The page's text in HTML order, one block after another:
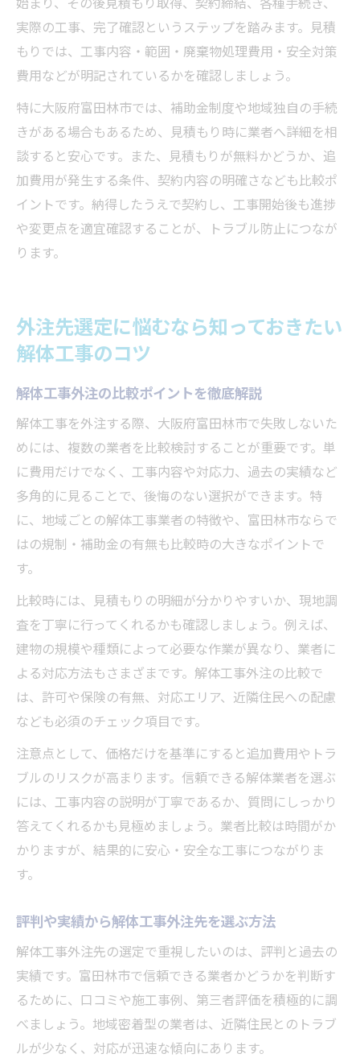
実際の工事、完了確認というステップを踏みます。見積
もりでは、工事内容・範囲・廃棄物処理費用・安全対策
費用などが明記されているかを確認しましょう。
特に大阪府富田林市では、補助金制度や地域独自の手続
きがある場合もあるため、見積もり時に業者へ詳細を相
談すると安心です。また、見積もりが無料かどうか、追
加費用が発生する条件、契約内容の明確さなども比較ポ
イントです。納得したうえで契約し、工事開始後も進捗
や変更点を適宜確認することが、トラブル防止につなが
ります。
外注先選定に悩むなら知っておきたい
解体工事のコツ
解体工事外注の比較ポイントを徹底解説
解体工事を外注する際、大阪府富田林市で失敗しないた
めには、複数の業者を比較検討することが重要です。単
に費用だけでなく、工事内容や対応力、過去の実績など
多角的に見ることで、後悔のない選択ができます。特
に、地域ごとの解体工事業者の特徴や、富田林市ならで
はの規制・補助金の有無も比較時の大きなポイントで
す。
比較時には、見積もりの明細が分かりやすいか、現地調
査を丁寧に行ってくれるかも確認しましょう。例えば、
建物の規模や種類によって必要な作業が異なり、業者に
よる対応方法もさまざまです。解体工事外注の比較で
は、許可や保険の有無、対応エリア、近隣住民への配慮
なども必須のチェック項目です。
注意点として、価格だけを基準にすると追加費用やトラ
ブルのリスクが高まります。信頼できる解体業者を選ぶ
には、工事内容の説明が丁寧であるか、質問にしっかり
答えてくれるかも見極めましょう。業者比較は時間がか
かりますが、結果的に安心・安全な工事につながりま
す。
評判や実績から解体工事外注先を選ぶ方法
解体工事外注先の選定で重視したいのは、評判と過去の
実績です。富田林市で信頼できる業者かどうかを判断す
るために、口コミや施工事例、第三者評価を積極的に調
べましょう。地域密着型の業者は、近隣住民とのトラブ
ルが少なく、対応が迅速な傾向にあります。